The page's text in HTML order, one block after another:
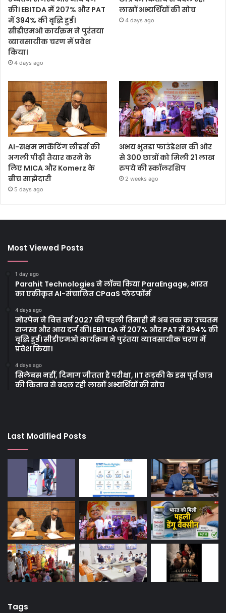
की। EBITDA में 207% और PAT
में 394% की वृद्धि हुई।
सीडीएमओ कार्यक्रम ने पुरंतया
व्यावसायीक चरण में प्रवेश
किया।
4 days ago
लाखों अभ्यर्थियों की सोच
4 days ago
AI-सक्षम मार्केटिंग लीडर्स की
अगली पीढ़ी तैयार करने के
लिए MICA और Komerz के
बीच साझेदारी
5 days ago
अभय भुतडा फाउंडेशन की ओर
से 300 छात्रों को मिली 21 लाख
रुपये की स्कॉलरशिप
2 weeks ago
Most Viewed Posts
1 day ago
Parahit Technologies ने लॉन्च किया ParaEngage, भारत
का एकीकृत AI-संचालित CPaaS प्लेटफॉर्म
4 days ago
मोरपेन ने वित्त वर्ष 2027 की पहली तिमाही में अब तक का उच्चतम
राजस्व और आय दर्ज की। EBITDA में 207% और PAT में 394% की
वृद्धि हुई। सीडीएमओ कार्यक्रम ने पुरंतया व्यावसायीक चरण में
प्रवेश किया।
4 days ago
सिलेबस नहीं, दिमाग जीतता है परीक्षा, IIT रुड़की के इस पूर्व छात्र
की किताब से बदल रही लाखों अभ्यर्थियों की सोच
Last Modified Posts
Tags